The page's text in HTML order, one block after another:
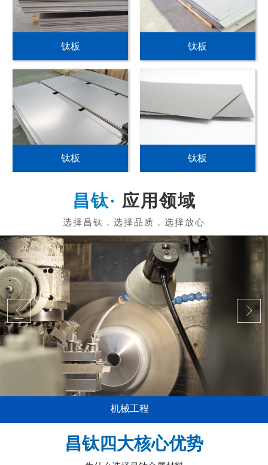
钛板 钛板
钛板 钛板
应用领域
机械工程
昌钛四大核心优势